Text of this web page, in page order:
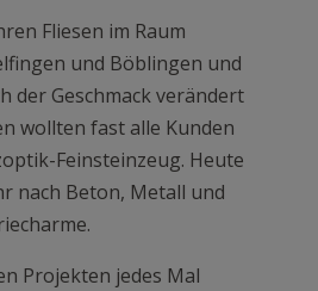
Fliesen im Raum
und Böblingen und
der Geschmack verändert
wollten fast alle Kunden
Feinsteinzeug. Heute
nach Beton, Metall und
Projekten jedes Mal